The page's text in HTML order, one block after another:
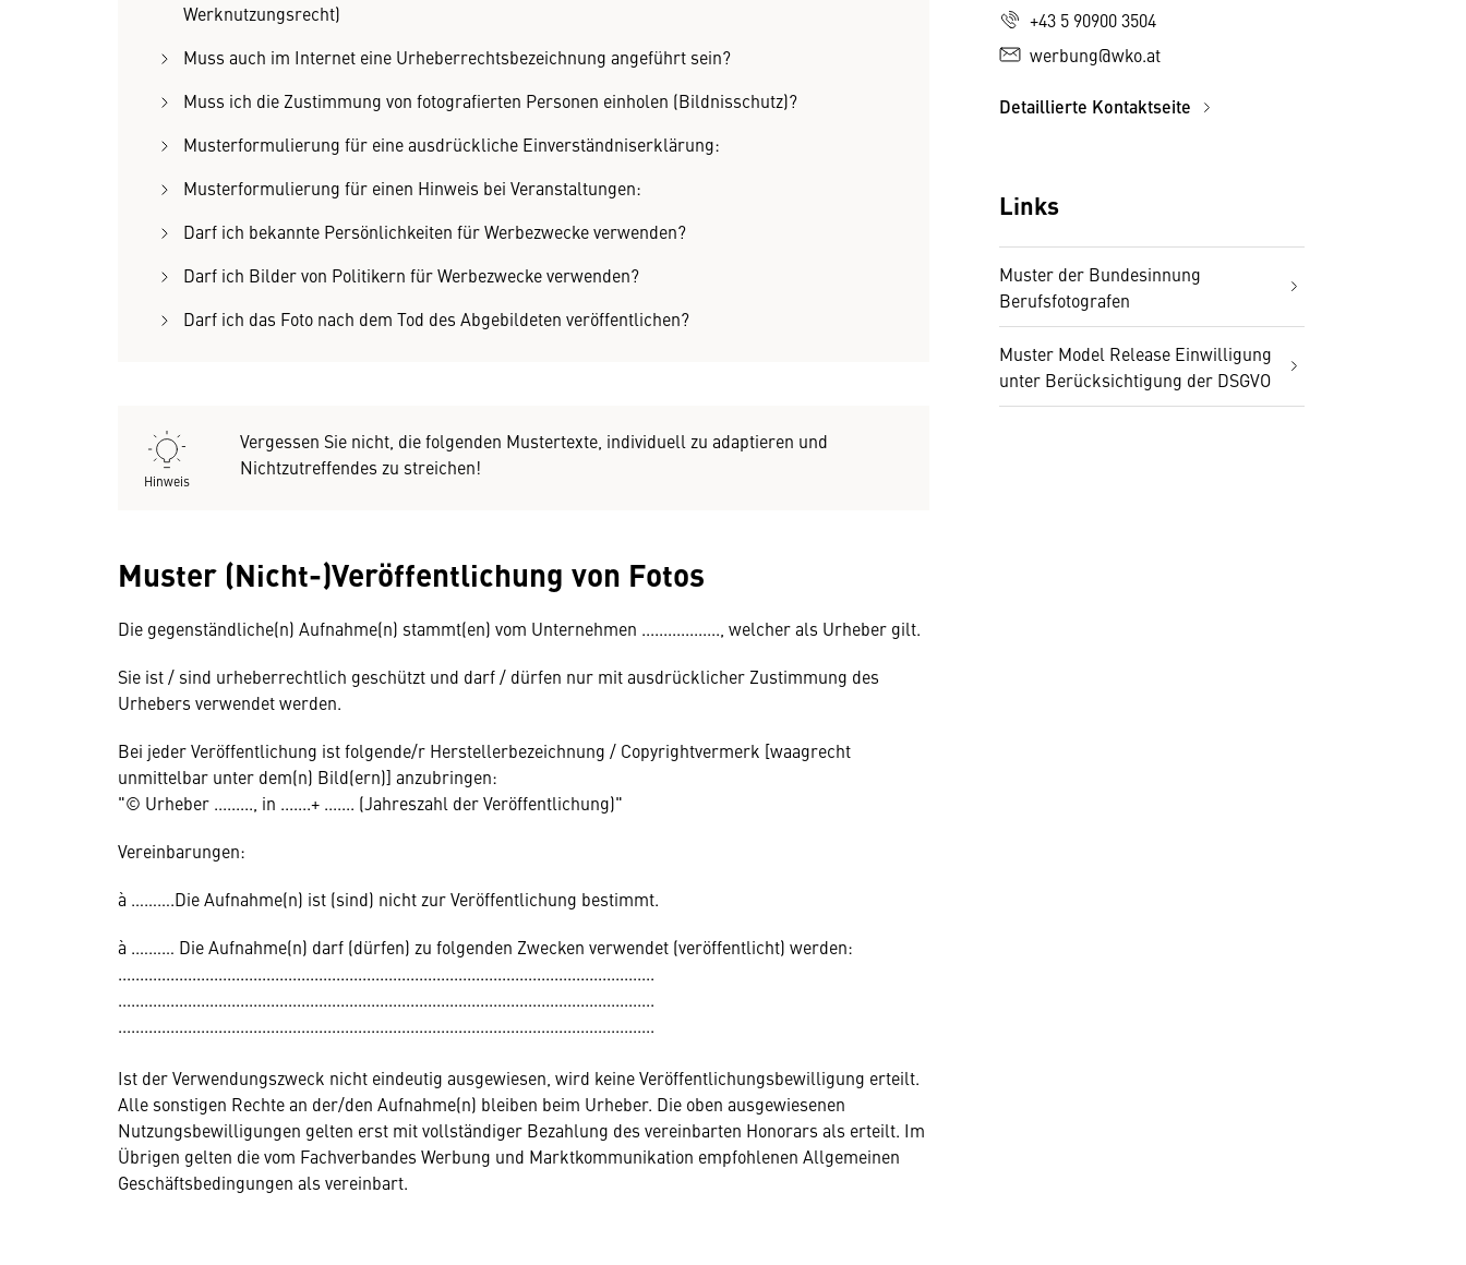
Werknutzungsrecht)
Muss auch im Internet eine Urheberrechtsbezeichnung angeführt sein?
Muss ich die Zustimmung von fotografierten Personen einholen (Bildnisschutz)?
Musterformulierung für eine ausdrückliche Einverständniserklärung:
Musterformulierung für einen Hinweis bei Veranstaltungen:
Darf ich bekannte Persönlichkeiten für Werbezwecke verwenden?
Darf ich Bilder von Politikern für Werbezwecke verwenden?
Darf ich das Foto nach dem Tod des Abgebildeten veröffentlichen?
Hinweis
Vergessen Sie nicht, die folgenden Mustertexte, individuell zu adaptieren und
Nichtzutreffendes zu streichen!
Muster (Nicht-)Veröffentlichung von Fotos
Die gegenständliche(n) Aufnahme(n) stammt(en) vom Unternehmen .................., welcher als Urheber gilt.
Sie ist / sind urheberrechtlich geschützt und darf / dürfen nur mit ausdrücklicher Zustimmung des
Urhebers verwendet werden.
Bei jeder Veröffentlichung ist folgende/r Herstellerbezeichnung / Copyrightvermerk [waagrecht
unmittelbar unter dem(n) Bild(ern)] anzubringen:
"© Urheber ........., in .......+ ....... (Jahreszahl der Veröffentlichung)"
Vereinbarungen:
à ……….Die Aufnahme(n) ist (sind) nicht zur Veröffentlichung bestimmt.
à .……… Die Aufnahme(n) darf (dürfen) zu folgenden Zwecken verwendet (veröffentlicht) werden:
...........................................................................................................................
...........................................................................................................................
...........................................................................................................................
Ist der Verwendungszweck nicht eindeutig ausgewiesen, wird keine Veröffentlichungsbewilligung erteilt.
Alle sonstigen Rechte an der/den Aufnahme(n) bleiben beim Urheber. Die oben ausgewiesenen
Nutzungsbewilligungen gelten erst mit vollständiger Bezahlung des vereinbarten Honorars als erteilt. Im
Übrigen gelten die vom Fachverbandes Werbung und Marktkommunikation empfohlenen Allgemeinen
Geschäftsbedingungen als vereinbart.
+43 5 90900 3504
werbung@wko.at
Detaillierte Kontaktseite
Links
Muster der Bundesinnung
Berufsfotografen
Muster Model Release Einwilligung
unter Berücksichtigung der DSGVO